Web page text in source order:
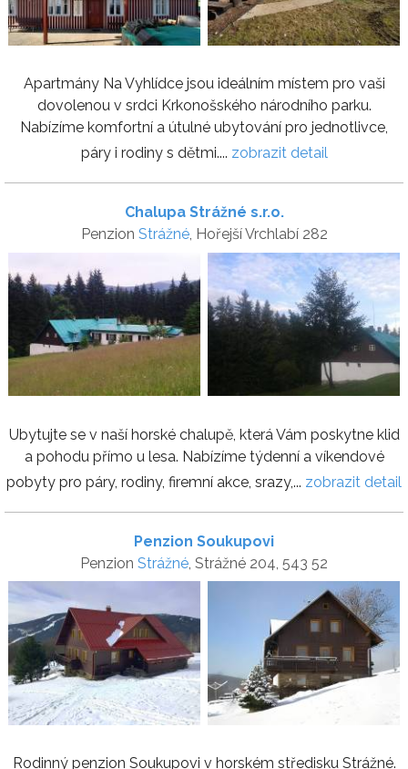
Apartmány Na Vyhlídce jsou ideálním místem pro vaši
dovolenou v srdci Krkonošského národního parku.
Nabízíme komfortní a útulné ubytování pro jednotlivce,
páry i rodiny s dětmi.... zobrazit detail
Chalupa Strážné s.r.o.
Penzion Strážné, Hořejší Vrchlabí 282
Ubytujte se v naší horské chalupě, která Vám poskytne klid
a pohodu přímo u lesa. Nabízíme týdenní a víkendové
pobyty pro páry, rodiny, firemní akce, srazy,... zobrazit detail
Penzion Soukupovi
Penzion Strážné , Strážné 204, 543 52
Rodinný penzion Soukupovi v horském středisku Strážné.